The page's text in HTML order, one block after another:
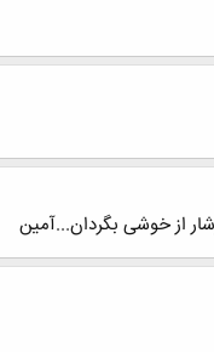
از خوشی بگردان...آمین